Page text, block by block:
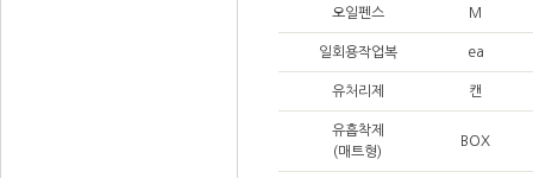
오일펜스 M
일회용작업복 ea
유처리제 캔
유흡착제
(매트형)
BOX